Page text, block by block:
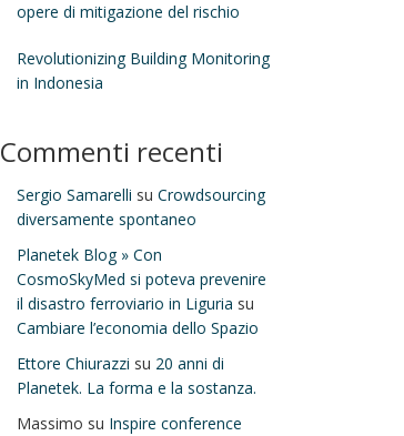
opere di mitigazione del rischio
Revolutionizing Building Monitoring
in Indonesia
Commenti recenti
Sergio Samarelli su Crowdsourcing
diversamente spontaneo
Planetek Blog » Con
CosmoSkyMed si poteva prevenire
il disastro ferroviario in Liguria su
Cambiare l’economia dello Spazio
Ettore Chiurazzi su 20 anni di
Planetek. La forma e la sostanza.
Massimo su Inspire conference